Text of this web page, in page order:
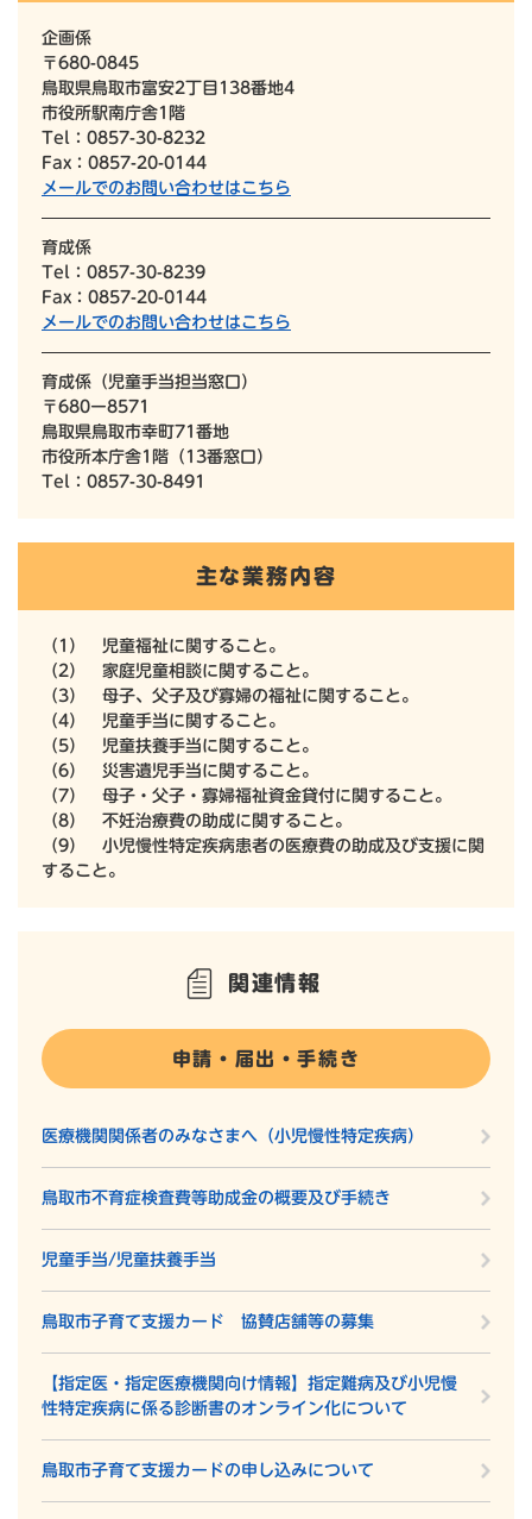
企画係
〒680-0845
鳥取県鳥取市富安2丁目138番地4
市役所駅南庁舎1階
Tel：0857-30-8232
Fax：0857-20-0144
メールでのお問い合わせはこちら
育成係
Tel：0857-30-8239
Fax：0857-20-0144
メールでのお問い合わせはこちら
育成係（児童手当担当窓口）
〒680ー8571
鳥取県鳥取市幸町71番地
市役所本庁舎1階（13番窓口）
Tel：0857-30-8491
主な業務内容
（1） 児童福祉に関すること。
（2） 家庭児童相談に関すること。
（3） 母子、父子及び寡婦の福祉に関すること。
（4） 児童手当に関すること。
（5） 児童扶養手当に関すること。
（6） 災害遺児手当に関すること。
（7） 母子・父子・寡婦福祉資金貸付に関すること。
（8） 不妊治療費の助成に関すること。
（9） 小児慢性特定疾病患者の医療費の助成及び支援に関
すること。
関連情報
申請・届出・手続き
医療機関関係者のみなさまへ（小児慢性特定疾病）
鳥取市不育症検査費等助成金の概要及び手続き
児童手当/児童扶養手当
鳥取市子育て支援カード 協賛店舗等の募集
【指定医・指定医療機関向け情報】指定難病及び小児慢
性特定疾病に係る診断書のオンライン化について
鳥取市子育て支援カードの申し込みについて